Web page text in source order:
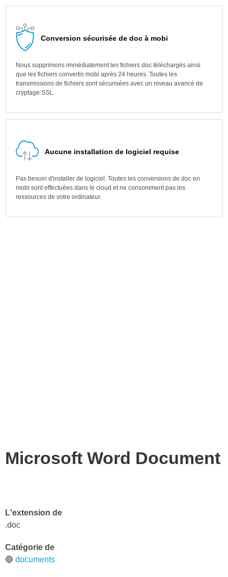
Conversion sécurisée de doc à mobi
Nous supprimons immédiatement les fichiers doc téléchargés ainsi
que les fichiers convertis mobi après 24 heures. Toutes les
transmissions de fichiers sont sécurisées avec un niveau avancé de
cryptage SSL.
Aucune installation de logiciel requise
Pas besoin d'installer de logiciel. Toutes les conversions de doc en
mobi sont effectuées dans le cloud et ne consomment pas les
ressources de votre ordinateur.
Microsoft Word Document
L'extension de
.doc
Catégorie de
🔵 documents